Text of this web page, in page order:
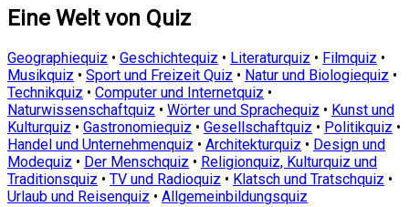
Eine Welt von Quiz
Geographiequiz • Geschichtequiz • Literaturquiz • Filmquiz •
Musikquiz • Sport und Freizeit Quiz • Natur und Biologiequiz •
Technikquiz • Computer und Internetquiz •
Naturwissenschaftquiz • Wörter und Sprachequiz • Kunst und
Kulturquiz • Gastronomiequiz • Gesellschaftquiz • Politikquiz •
Handel und Unternehmenquiz • Architekturquiz • Design und
Modequiz • Der Menschquiz • Religionquiz, Kulturquiz und
Traditionsquiz • TV und Radioquiz • Klatsch und Tratschquiz •
Urlaub und Reisenquiz • Allgemeinbildungsquiz